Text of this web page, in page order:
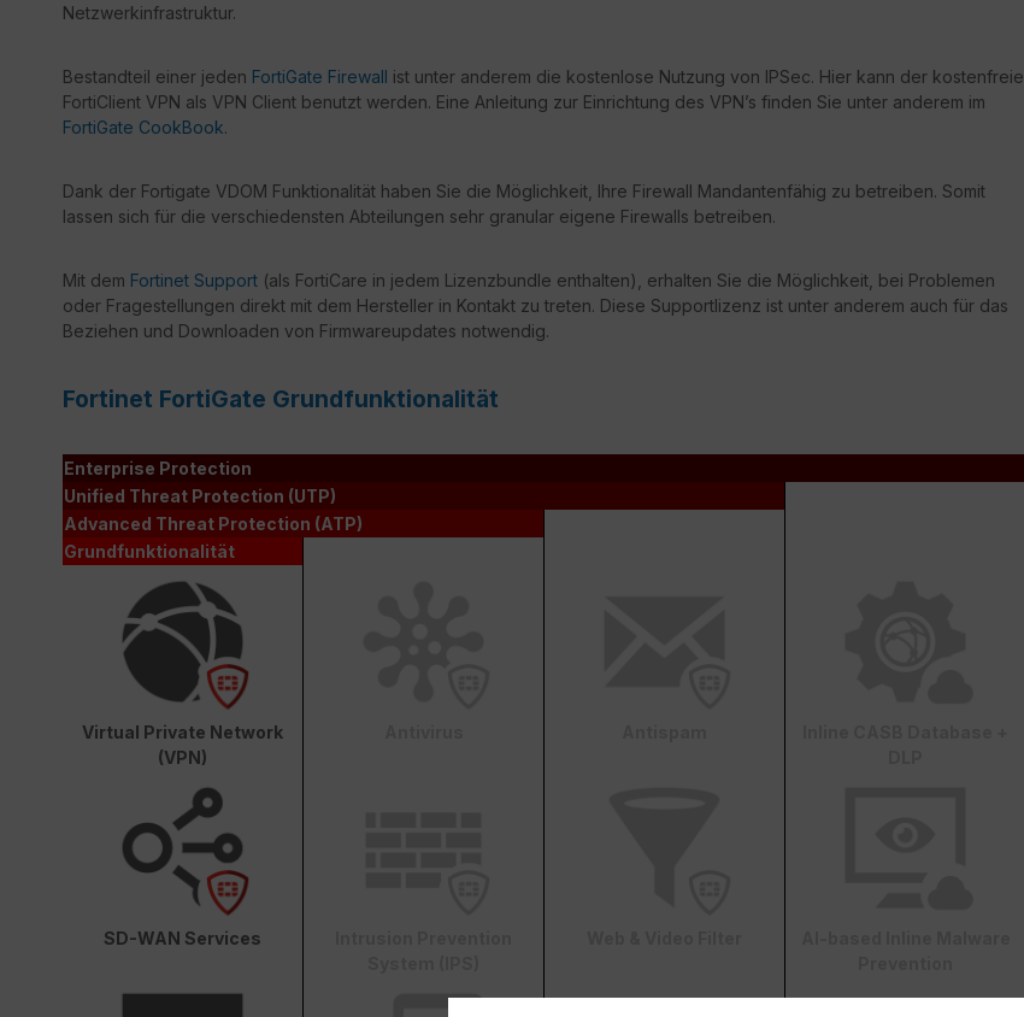
Netzwerkinfrastruktur.
Bestandteil einer jeden FortiGate Firewall ist unter anderem die kostenlose Nutzung von IPSec. Hier kann der kostenfreie
FortiClient VPN als VPN Client benutzt werden. Eine Anleitung zur Einrichtung des VPN’s finden Sie unter anderem im
FortiGate CookBook.
Dank der Fortigate VDOM Funktionalität haben Sie die Möglichkeit, Ihre Firewall Mandantenfähig zu betreiben. Somit
lassen sich für die verschiedensten Abteilungen sehr granular eigene Firewalls betreiben.
Mit dem Fortinet Support (als FortiCare in jedem Lizenzbundle enthalten), erhalten Sie die Möglichkeit, bei Problemen
oder Fragestellungen direkt mit dem Hersteller in Kontakt zu treten. Diese Supportlizenz ist unter anderem auch für das
Beziehen und Downloaden von Firmwareupdates notwendig.
Fortinet FortiGate Grundfunktionalität
Enterprise Protection
Unified Threat Protection (UTP)
Advanced Threat Protection (ATP)
Grundfunktionalität
Virtual Private Network
(VPN)
SD-WAN Services